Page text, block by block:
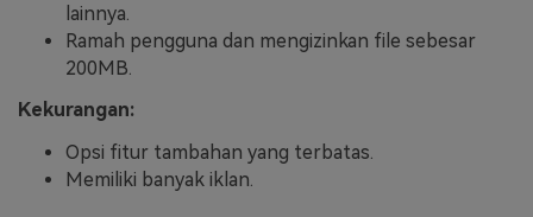
lainnya.
Ramah pengguna dan mengizinkan file sebesar
200MB.
Kekurangan:
Opsi fitur tambahan yang terbatas.
Memiliki banyak iklan.